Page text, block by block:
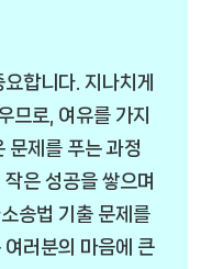
합니다. 지나치게
므로, 여유를 가지
문제를 푸는 과정
은 성공을 쌓으며
송법 기출 문제를
러분의 마음에 큰